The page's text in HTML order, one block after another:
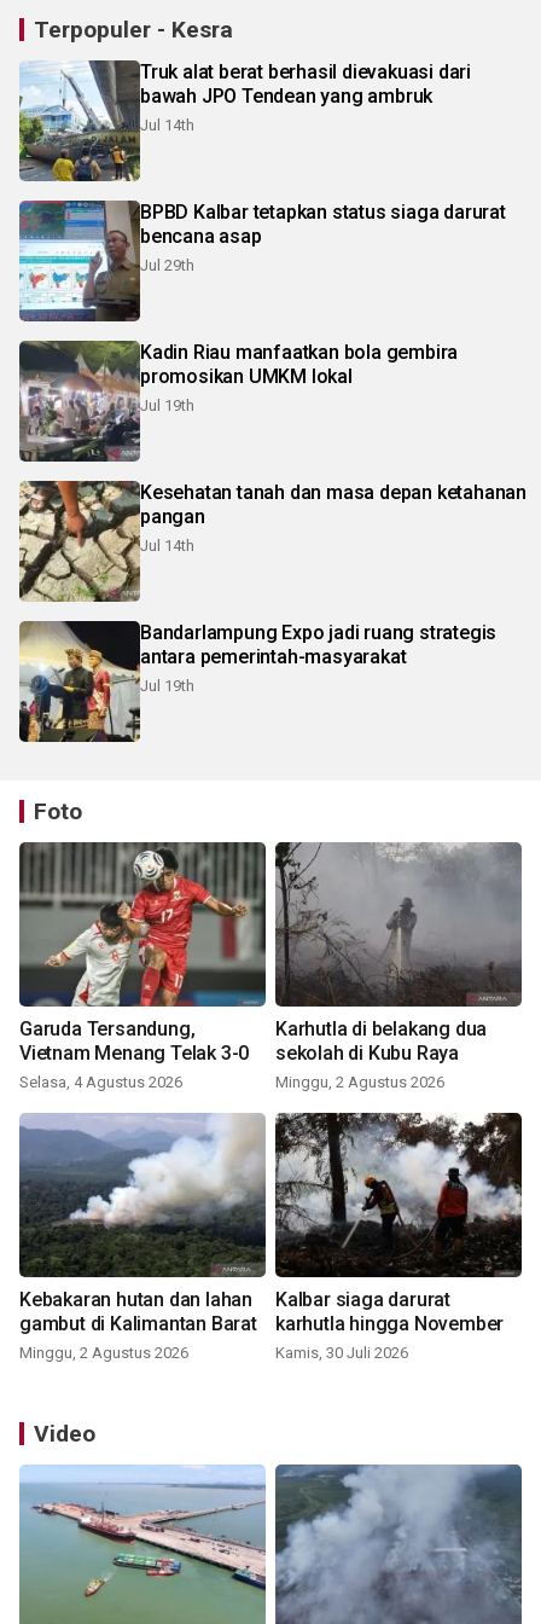
Terpopuler - Kesra
Truk alat berat berhasil dievakuasi dari
bawah JPO Tendean yang ambruk
Jul 14th
BPBD Kalbar tetapkan status siaga darurat
bencana asap
Jul 29th
Kadin Riau manfaatkan bola gembira
promosikan UMKM lokal
Jul 19th
Kesehatan tanah dan masa depan ketahanan
pangan
Jul 14th
Bandarlampung Expo jadi ruang strategis
antara pemerintah-masyarakat
Jul 19th
Foto
Garuda Tersandung,
Vietnam Menang Telak 3-0
Selasa, 4 Agustus 2026
Karhutla di belakang dua
sekolah di Kubu Raya
Minggu, 2 Agustus 2026
Kebakaran hutan dan lahan
gambut di Kalimantan Barat
Minggu, 2 Agustus 2026
Kalbar siaga darurat
karhutla hingga November
Kamis, 30 Juli 2026
Video